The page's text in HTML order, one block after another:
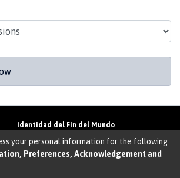
Identidad del Fin del Mundo
01855 • Punta Arenas • Chile
Teléfono:+56 61 207135• Email:
your personal information for the following
Preferences, Acknowledgement and